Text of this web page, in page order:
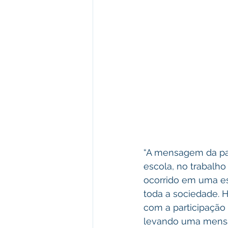
“A mensagem da
escola, no
ocorrido em uma
toda a sociedade.
com a
levando uma